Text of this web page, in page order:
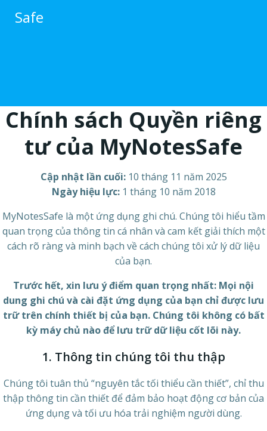
Safe
Chính sách Quyền riêng
tư của MyNotesSafe
Cập nhật lần cuối:10 tháng 11 năm 2025
Ngày hiệu lực:1 tháng 10 năm 2018
MyNotesSafe là một ứng dụng ghi chú. Chúng tôi hiểu tầm
quan trọng của thông tin cá nhân và cam kết giải thích một
cách rõ ràng và minh bạch về cách chúng tôi xử lý dữ liệu
của bạn.
Trước hết, xin lưu ý điểm quan trọng nhất: Mọi nội
dung ghi chú và cài đặt ứng dụng của bạn chỉ được lưu
trữ trên chính thiết bị của bạn. Chúng tôi không có bất
kỳ máy chủ nào để lưu trữ dữ liệu cốt lõi này.
1. Thông tin chúng tôi thu thập
Chúng tôi tuân thủ “nguyên tắc tối thiểu cần thiết”, chỉ thu
thập thông tin cần thiết để đảm bảo hoạt động cơ bản của
ứng dụng và tối ưu hóa trải nghiệm người dùng.